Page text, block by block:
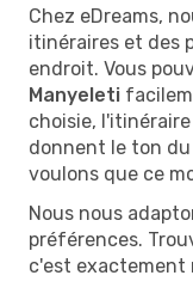
Chez eDreams,
itinéraires et des
endroit. Vous
Manyeleti
choisie,
donnent le ton
voulons que ce
Nous nous
préférences.
c'est